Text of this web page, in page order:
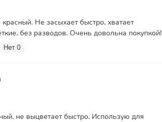
Не засыхает быстро, хватает
без разводов. Очень довольна покупкой!
Нет 0
не выцветает быстро. Использую для